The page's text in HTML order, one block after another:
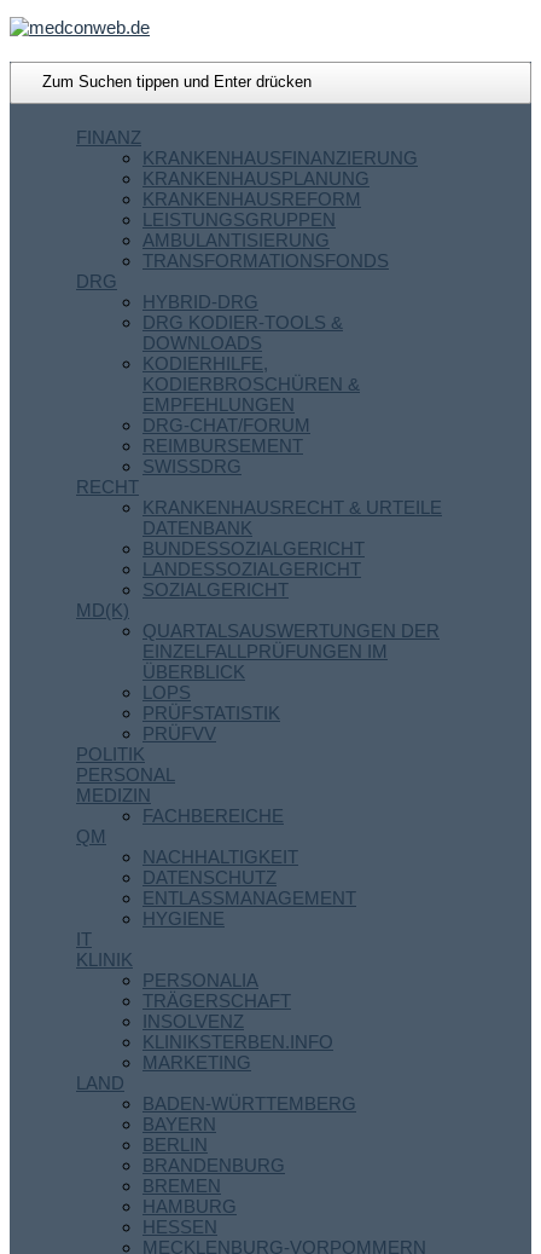
FINANZ
KRANKENHAUSFINANZIERUNG
KRANKENHAUSPLANUNG
KRANKENHAUSREFORM
LEISTUNGSGRUPPEN
AMBULANTISIERUNG
TRANSFORMATIONSFONDS
DRG
HYBRID-DRG
DRG KODIER-TOOLS &
DOWNLOADS
KODIERHILFE,
KODIERBROSCHÜREN &
EMPFEHLUNGEN
DRG-CHAT/FORUM
REIMBURSEMENT
SWISSDRG
RECHT
KRANKENHAUSRECHT & URTEILE
DATENBANK
BUNDESSOZIALGERICHT
LANDESSOZIALGERICHT
SOZIALGERICHT
MD(K)
QUARTALSAUSWERTUNGEN DER
EINZELFALLPRÜFUNGEN IM
ÜBERBLICK
LOPS
PRÜFSTATISTIK
PRÜFVV
POLITIK
PERSONAL
MEDIZIN
FACHBEREICHE
QM
NACHHALTIGKEIT
DATENSCHUTZ
ENTLASSMANAGEMENT
HYGIENE
IT
KLINIK
PERSONALIA
TRÄGERSCHAFT
INSOLVENZ
KLINIKSTERBEN.INFO
MARKETING
LAND
BADEN-WÜRTTEMBERG
BAYERN
BERLIN
BRANDENBURG
BREMEN
HAMBURG
HESSEN
MECKLENBURG-VORPOMMERN